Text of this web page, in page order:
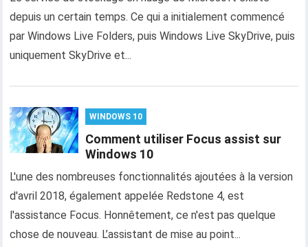
depuis un certain temps. Ce qui a initialement commencé
par Windows Live Folders, puis Windows Live SkyDrive, puis
uniquement SkyDrive et...
WINDOWS 10
Comment utiliser Focus assist sur
Windows 10
L'une des nombreuses fonctionnalités ajoutées à la version
d'avril 2018, également appelée Redstone 4, est
l'assistance Focus. Honnêtement, ce n'est pas quelque
chose de nouveau. L’assistant de mise au point...